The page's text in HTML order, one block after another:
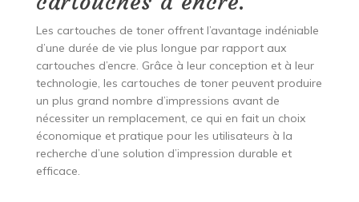
Les cartouches de toner offrent l’avantage indéniable
d’une durée de vie plus longue par rapport aux
cartouches d’encre. Grâce à leur conception et à leur
technologie, les cartouches de toner peuvent produire
un plus grand nombre d’impressions avant de
nécessiter un remplacement, ce qui en fait un choix
économique et pratique pour les utilisateurs à la
recherche d’une solution d’impression durable et
efficace.